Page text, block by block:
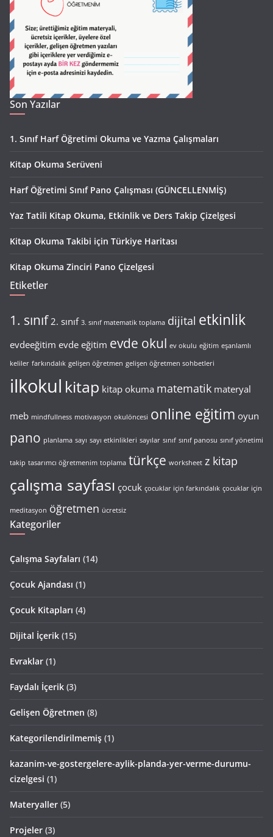
Son Yazılar
1. Sınıf Harf Öğretimi Okuma ve Yazma Çalışmaları
Kitap Okuma Serüveni
Harf Öğretimi Sınıf Pano Çalışması (GÜNCELLENMİŞ)
Yaz Tatili Kitap Okuma, Etkinlik ve Ders Takip Çizelgesi
Kitap Okuma Takibi için Türkiye Haritası
Kitap Okuma Zinciri Pano Çizelgesi
Etiketler
1. sınıf 2. sınıf 3. sınıf matematik toplama dijital etkinlik
evdeeğitim evde eğitim evde okul ev okulu eğitim eşanlamlı
keliler farkındalık gelişen öğretmen gelişen öğretmen sohbetleri
ilkokul kitap kitap okuma matematik materyal
meb mindfullness motivasyon okulöncesi online eğitim oyun
pano planlama sayı sayı etkinlikleri sayılar sınıf sınıf panosu sınıf yönetimi
takip tasarımcı öğretmenim toplama türkçe worksheet z kitap
çalışma sayfası çocuk çocuklar için farkındalık çocuklar için
meditasyon öğretmen ücretsiz
Kategoriler
Çalışma Sayfaları (14)
Çocuk Ajandası (1)
Çocuk Kitapları (4)
Dijital İçerik (15)
Evraklar (1)
Faydalı İçerik (3)
Gelişen Öğretmen (8)
Kategorilendirilmemiş (1)
kazanim-ve-gostergelere-aylik-planda-yer-verme-durumu-
cizelgesi (1)
Materyaller (5)
Projeler (3)